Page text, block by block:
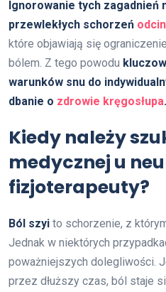
Ignorowanie tych zagadnień
przewlekłych schorzeń
które objawiają się
bólem. Z tego powodu
warunków snu do
dbanie o zdrowie kręgosłupa.
Kiedy należy
medycznej u
fizjoterapeuty?
Ból szyi to schorzenie, z
Jednak w niektórych
poważniejszych dolegliwości.
przez dłuższy czas, ból staje